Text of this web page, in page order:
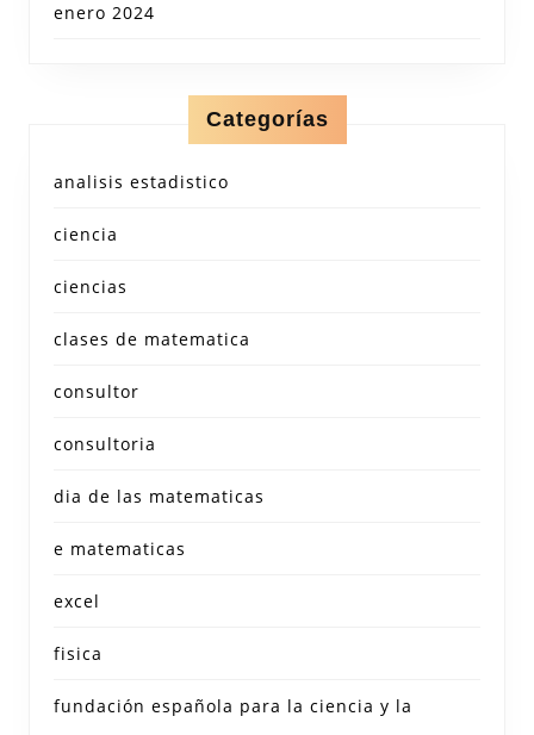
enero 2024
Categorías
analisis estadistico
ciencia
ciencias
clases de matematica
consultor
consultoria
dia de las matematicas
e matematicas
excel
fisica
fundación española para la ciencia y la